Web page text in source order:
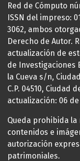
Red de Cómputo
ISSN del impreso:
3062, ambos
Derecho de Autor.
actualización de
de Investigaciones
la Cueva s/n,
C.P. 04510, Ciudad
actualización: 06
Queda prohibida
contenidos e
autorización
patrimoniales.